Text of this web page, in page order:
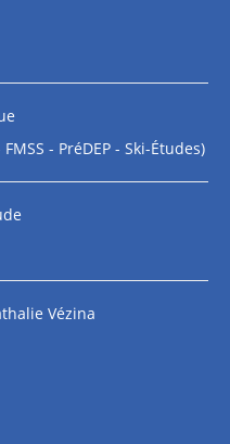
- PréDEP - Ski-Études)
Vézina